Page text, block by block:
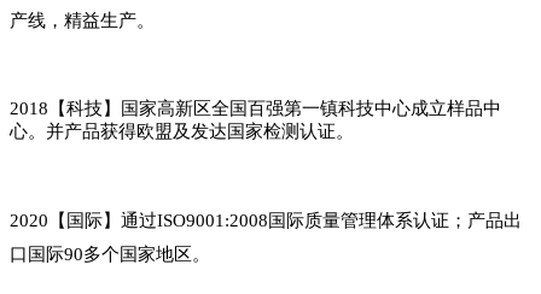
产线，精益生产。
2018【科技】国家高新区全国百强第一镇科技中心成立样品中
心。并产品获得欧盟及发达国家检测认证。
2020【国际】通过ISO9001:2008国际质量管理体系认证；产品出
口国际90多个国家地区。